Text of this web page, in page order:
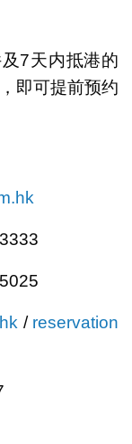
7天内抵港的
即可提前预约
/ reservation